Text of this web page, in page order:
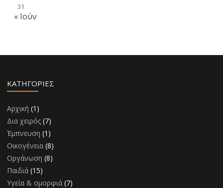
31
« Ιούν
KΑΤΗΓΟΡΊΕΣ
Αρχική (1)
Δια χειρός (7)
Έμπνευση (1)
Οικογένεια (8)
Οργάνωση (8)
Παιδιά (15)
Υγεία & ομορφιά (7)